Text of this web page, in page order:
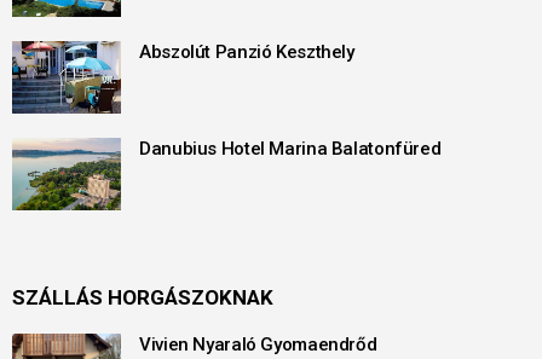
Abszolút Panzió Keszthely
Danubius Hotel Marina Balatonfüred
SZÁLLÁS HORGÁSZOKNAK
Vivien Nyaraló Gyomaendrőd